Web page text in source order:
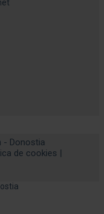
de cookies